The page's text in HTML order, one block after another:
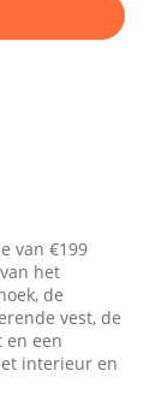
van €199
het
de
vest, de
en een
interieur en